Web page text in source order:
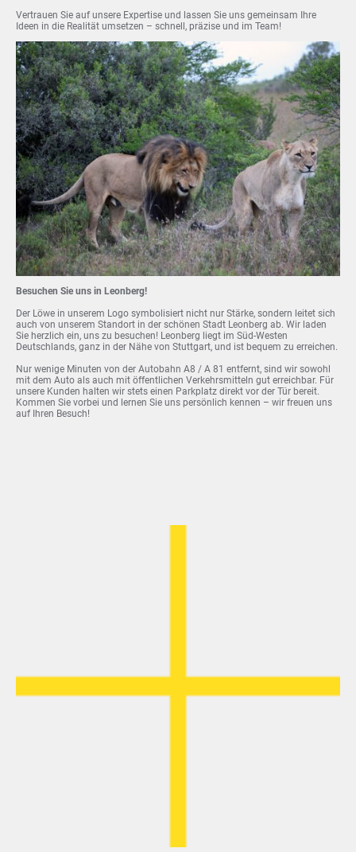
Vertrauen Sie auf unsere Expertise und lassen Sie uns gemeinsam Ihre
Ideen in die Realität umsetzen – schnell, präzise und im Team!
Besuchen Sie uns in Leonberg!
Der Löwe in unserem Logo symbolisiert nicht nur Stärke, sondern leitet sich
auch von unserem Standort in der schönen Stadt Leonberg ab. Wir laden
Sie herzlich ein, uns zu besuchen! Leonberg liegt im Süd-Westen
Deutschlands, ganz in der Nähe von Stuttgart, und ist bequem zu erreichen.
Nur wenige Minuten von der Autobahn A8 / A 81 entfernt, sind wir sowohl
mit dem Auto als auch mit öffentlichen Verkehrsmitteln gut erreichbar. Für
unsere Kunden halten wir stets einen Parkplatz direkt vor der Tür bereit.
Kommen Sie vorbei und lernen Sie uns persönlich kennen – wir freuen uns
auf Ihren Besuch!